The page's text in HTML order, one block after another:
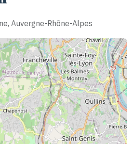
Auvergne-Rhône-Alpes